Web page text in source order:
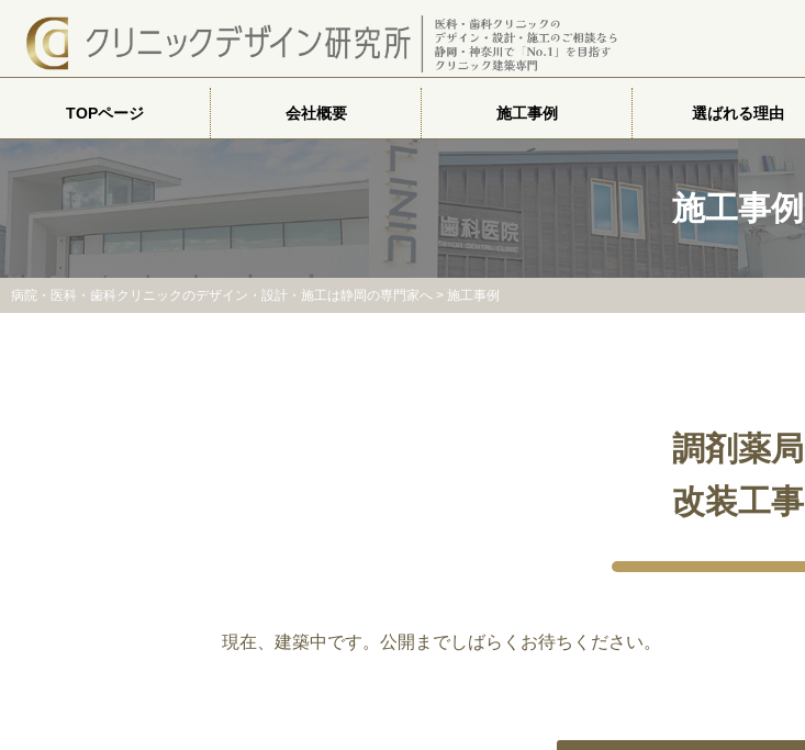
TOPページ 会社概要 施工事例 選ばれる理由
施工事例
病院・医科・歯科クリニックのデザイン・設計・施工は静岡の専門家へ > 施工事例
調剤薬局
改装工事
現在、建築中です。公開までしばらくお待ちください。